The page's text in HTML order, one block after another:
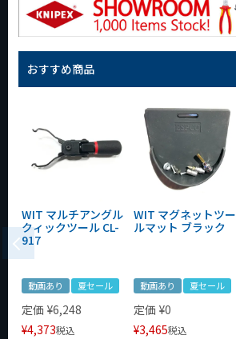
おすすめ商品
WIT マルチアングル
クィックツール CL-
917
動画あり 夏セール
定価 ¥6,248
¥4,373税込
WIT マグネットツー
ルマット ブラック
動画あり 夏セール
定価 ¥0
¥3,465税込